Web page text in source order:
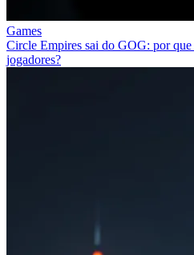
Games
Circle Empires sai do GOG: por que
jogadores?